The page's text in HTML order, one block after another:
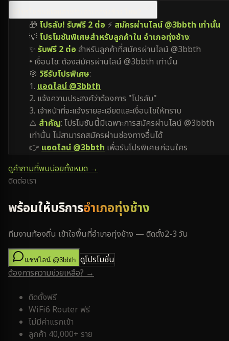
🎁 โปรลับ! รับฟรี 2 ต่อ ⚡ สมัครผ่านไลน์ @3bbth เท่านั้น
💡 โปรโมชันพิเศษสำหรับลูกค้าใน อำเภอทุ่งช้าง:
✨ รับฟรี 2 ต่อ สำหรับลูกค้าที่สมัครผ่านไลน์ @3bbth
• เงื่อนไข: ต้องสมัครผ่านไลน์ @3bbth เท่านั้น
🎯 วิธีรับโปรพิเศษ:
1. แอดไลน์ @3bbth
2. แจ้งความประสงค์ว่าต้องการ "โปรลับ"
3. เจ้าหน้าที่จะแจ้งรายละเอียดและเงื่อนไขให้ทราบ
⚠️ สำคัญ: โปรโมชันนี้มีเฉพาะการสมัครผ่านไลน์ @3bbth
เท่านั้น ไม่สามารถสมัครผ่านช่องทางอื่นได้
👉 แอดไลน์ @3bbth เพื่อรับโปรพิเศษก่อนใคร
ดูคำถามที่พบบ่อยทั้งหมด →
ติดต่อเรา
พร้อมให้บริการอำเภอทุ่งช้าง
ทีมงานท้องถิ่น เข้าใจพื้นที่อำเภอทุ่งช้าง — ติดตั้ง2-3 วัน
แชทไลน์ @3bbth ดูโปรโมชั่น
ต้องการความช่วยเหลือ? →
ติดตั้งฟรี
WiFi6 Router ฟรี
ไม่มีค่าแรกเข้า
ลูกค้า 40,000+ ราย